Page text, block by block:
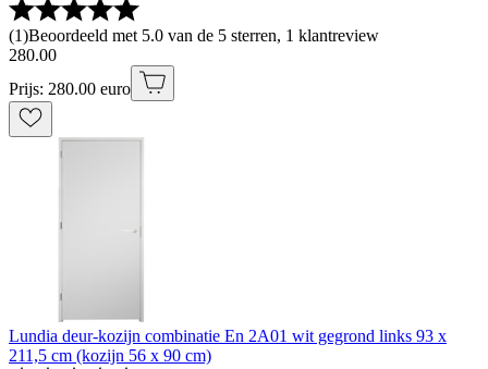
(1)Beoordeeld met 5.0 van de 5 sterren, 1 klantreview
280.00
Prijs: 280.00 euro
Lundia deur-kozijn combinatie En 2A01 wit gegrond links 93 x
211,5 cm (kozijn 56 x 90 cm)